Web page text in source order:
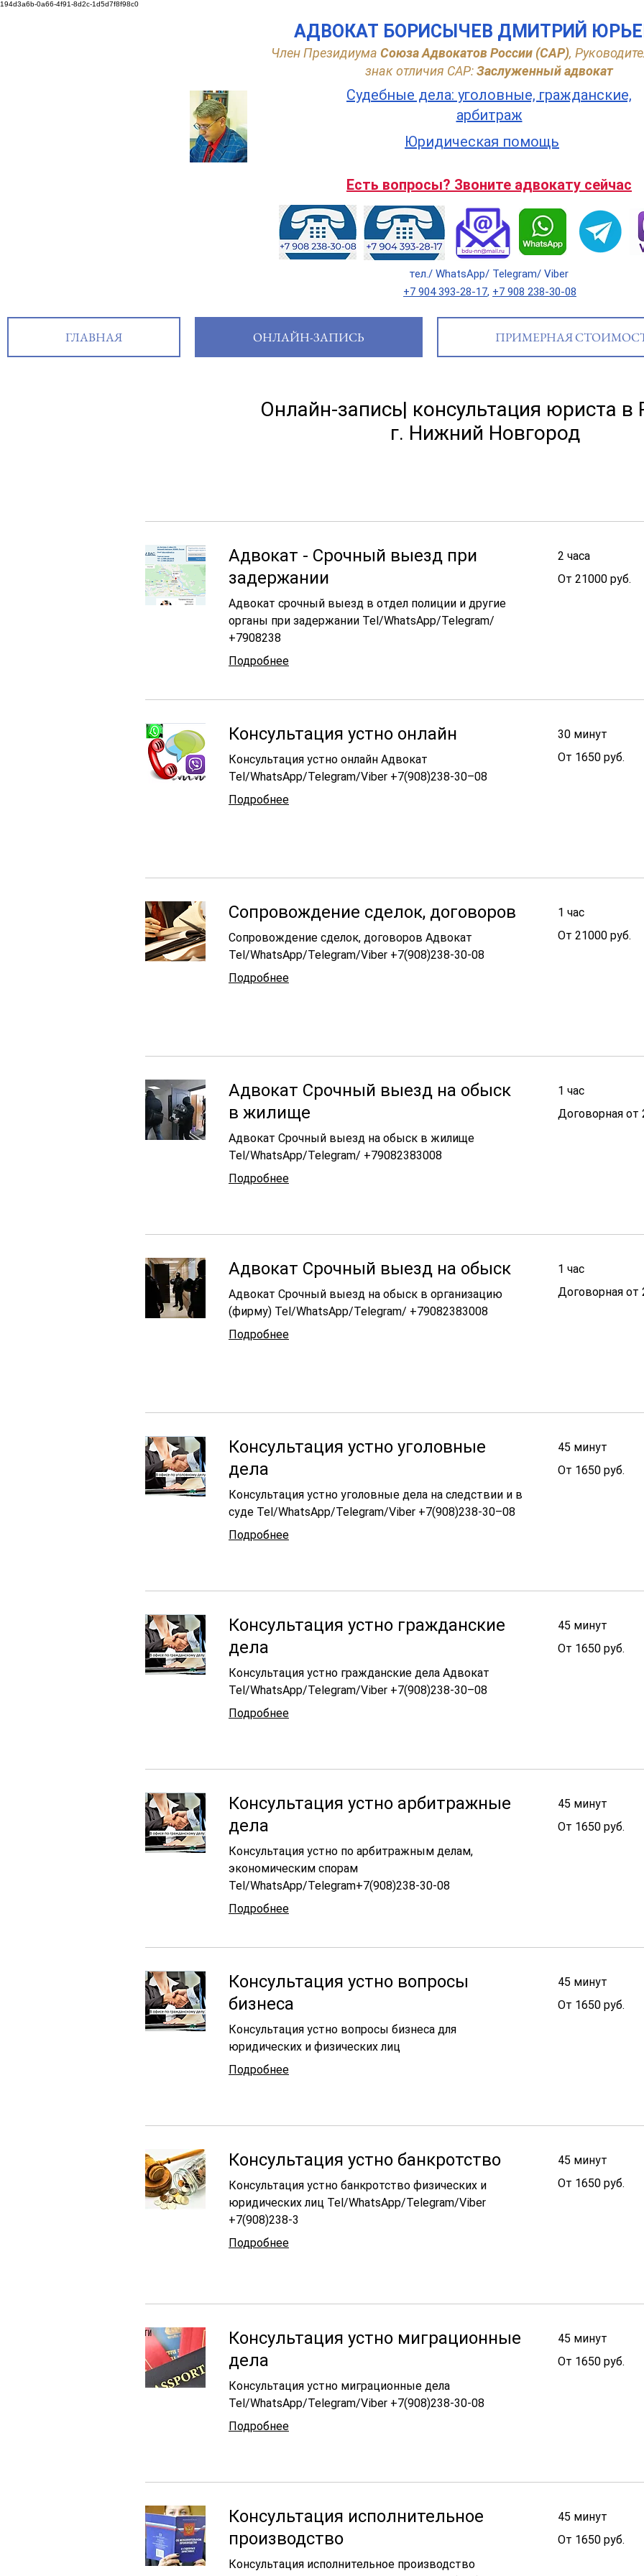
194d3a6b-0a66-4f91-8d2c-1d5d7f8f98c0
АДВОКАТ БОРИСЫЧЕВ ДМИТРИЙ
Член Президиума Союза Адвокатов России (САР),
знак отличия САР:Заслуженный адвокат
Судебные дела: уголовные, гражданские,
арбитраж
Юридическая помощь
Есть вопросы? Звоните адвокату сейчас
тел./ WhatsApp/ Telegram/ Viber
+7 904 393-28-17, +7 908 238-30-08
ГЛАВНАЯ ОНЛАЙН-ЗАПИСЬ ПРИМЕРНАЯ
Онлайн-запись| консультация юриста в
г. Нижний Новгород
Наверх
Наверх
Адвокат - Срочный выезд при
задержании
Адвокат срочный выезд в отдел полиции и другие
органы при задержании Tel/WhatsApp/Telegram/
+7908238
Подробнее
2 часа
21000
От 21000 руб.
Консультация устно онлайн
Консультация устно онлайн Адвокат
Tel/WhatsApp/Telegram/Viber +7(908)238-30–08
Подробнее
30 минут
1650
От 1650 руб.
Сопровождение сделок, договоров
Сопровождение сделок, договоров Адвокат
Tel/WhatsApp/Telegram/Viber +7(908)238-30-08
Подробнее
1 час
21000
От 21000 руб.
Адвокат Срочный выезд на обыск
в жилище
Адвокат Срочный выезд на обыск в жилище
Tel/WhatsApp/Telegram/ +79082383008
Подробнее
1 час
от
21000
Договорная от
Адвокат Срочный выезд на обыск
Адвокат Срочный выезд на обыск в организацию
(фирму) Tel/WhatsApp/Telegram/ +79082383008
Подробнее
1 час
от
21000
Договорная от
Консультация устно уголовные
дела
Консультация устно уголовные дела на следствии и в
суде Tel/WhatsApp/Telegram/Viber +7(908)238-30–08
Подробнее
45 минут
1650
От 1650 руб.
Консультация устно гражданские
дела
Консультация устно гражданские дела Адвокат
Tel/WhatsApp/Telegram/Viber +7(908)238-30–08
Подробнее
45 минут
1650
От 1650 руб.
Консультация устно арбитражные
дела
Консультация устно по арбитражным делам,
экономическим спорам
Tel/WhatsApp/Telegram+7(908)238-30-08
Подробнее
45 минут
1650
От 1650 руб.
Консультация устно вопросы
бизнеса
Консультация устно вопросы бизнеса для
юридических и физических лиц
Подробнее
45 минут
1650
От 1650 руб.
Консультация устно банкротство
Консультация устно банкротство физических и
юридических лиц Tel/WhatsApp/Telegram/Viber
+7(908)238-3
Подробнее
45 минут
1650
От 1650 руб.
Консультация устно миграционные
дела
Консультация устно миграционные дела
Tel/WhatsApp/Telegram/Viber +7(908)238-30-08
Подробнее
45 минут
1650
От 1650 руб.
Консультация исполнительное
производство
Консультация исполнительное производство
45 минут
1650
От 1650 руб.